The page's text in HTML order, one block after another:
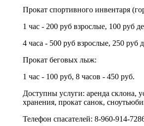
Прокат спортивного инвентаря
1 час - 200 руб взрослые, 100 руб
4 часа - 500 руб взрослые, 250 руб
Прокат беговых лыж:
1 час - 100 руб, 8 часов - 450 руб.
Доступны услуги: аренда склона,
хранения, прокат санок,
Телефон спасателей: 8-960-914-